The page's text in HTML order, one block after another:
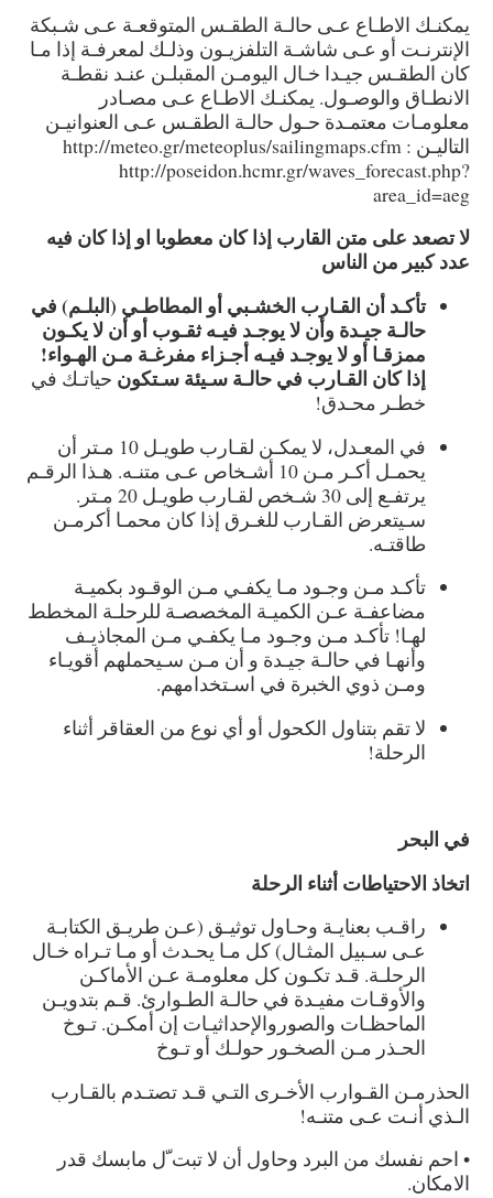
يمكنـك الاطـاع عـى حالـة الطقـس المتوقعـة عـى شـبكة
الإنترنـت أو عـى شاشـة التلفزيـون وذلـك لمعرفـة إذا مـا
كان الطقـس جيـدا خـال اليومـن المقبلـن عنـد نقطـة
الانطـاق والوصـول. يمكنـك الاطـاع عـى مصـادر
معلومـات معتمـدة حـول حالـة الطقـس عـى العنوانيـن
التاليـن : http://meteo.gr/meteoplus/sailingmaps.cfm
http://poseidon.hcmr.gr/waves_forecast.php?
area_id=aeg
لا تصعد على متن القارب إذا كان معطوبا او إذا كان فيه
عدد كبير من الناس
تأكـد أن القـارب الخشـبي أو المطاطـي (البلـم) في
حالـة جيـدة وأن لا يوجـد فيـه ثقـوب أو أن لا يكـون
ممزقـا أو لا يوجـد فيـه أجـزاء مفرغـة مـن الهـواء!
إذا كان القـارب في حالـة سـيئة سـتكون حياتـك في
خطـر محـدق!
في المعـدل، لا يمكـن لقـارب طويـل 10 مـتر أن
يحمـل أكـر مـن 10 أشـخاص عـى متنـه. هـذا الرقـم
يرتفـع إلى 30 شـخص لقـارب طويـل 20 مـتر.
سـيتعرض القـارب للغـرق إذا كان محمـا أكرمـن
طاقتـه.
تأكـد مـن وجـود مـا يكفـي مـن الوقـود بكميـة
مضاعفـة عـن الكميـة المخصصـة للرحلـة المخطط
لهـا! تأكـد مـن وجـود مـا يكفـي مـن المجاذيـف
وأنهـا في حالـة جيـدة و أن مـن سـيحملهم أقويـاء
ومـن ذوي الخبرة في اسـتخدامهم.
لا تقم بتناول الكحول أو أي نوع من العقاقر أثناء
الرحلة!
في البحر
اتخاذ الاحتياطات أثناء الرحلة
راقـب بعنايـة وحـاول توثيـق (عـن طريـق الكتابـة
عـى سـبيل المثـال) كل مـا يحـدث أو مـا تـراه خـال
الرحلـة. قـد تكـون كل معلومـة عـن الأماكـن
والأوقـات مفيـدة في حالـة الطـوارئ. قـم بتدويـن
الماحظـات والصوروالإحداثيـات إن أمكـن. تـوخ
الحـذر مـن الصخـور حولـك أو تـوخ
الحذرمـن القـوارب الأخـرى التـي قـد تصتـدم بالقـارب
الـذي أنـت عـى متنـه!
• احم نفسك من البرد وحاول أن لا تبت ّل مابسك قدر
الامكان.